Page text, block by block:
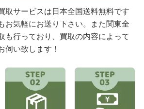
カー
ームズ
取サービスは日本全国送料無料です
お気軽にお送り下さい。また関東全
も行っており、買取の内容によって
伺い致します！